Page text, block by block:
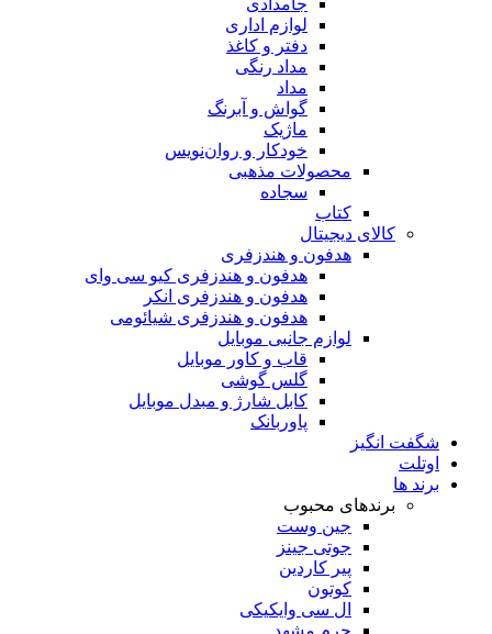
جامدادی
لوازم اداری
دفتر و کاغذ
مداد رنگی
مداد
گواش و آبرنگ
ماژیک
خودکار و روان‌نویس
محصولات مذهبی
سجاده
کتاب
کالای دیجیتال
هدفون و هندزفری
هدفون و هندزفری کیو سی وای
هدفون و هندزفری انکر
هدفون و هندزفری شیائومی
لوازم جانبی موبایل
قاب و کاور موبایل
گلس گوشی
کابل شارژ و مبدل موبایل
پاوربانک
شگفت انگیز
اوتلت
برند ها
برندهای محبوب
جین وست
جوتی جینز
پیر کاردین
کوتون
ال سی وایکیکی
چرم مشهد